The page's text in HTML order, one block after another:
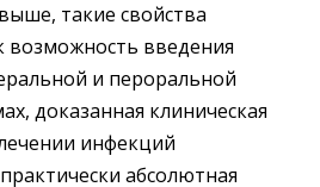
такие свойства
возможность введения
и пероральной
доказанная клиническая
инфекций
абсолютная